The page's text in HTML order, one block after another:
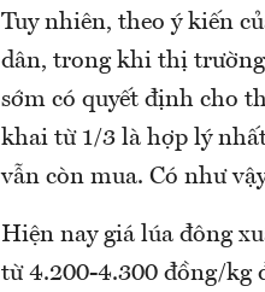
Tuy nhiên, theo ý kiến
dân, trong khi thị
sớm có quyết định cho
khai từ 1/3 là hợp lý
vẫn còn mua. Có như
Hiện nay giá lúa đông
từ 4.200-4.300 đồng/kg